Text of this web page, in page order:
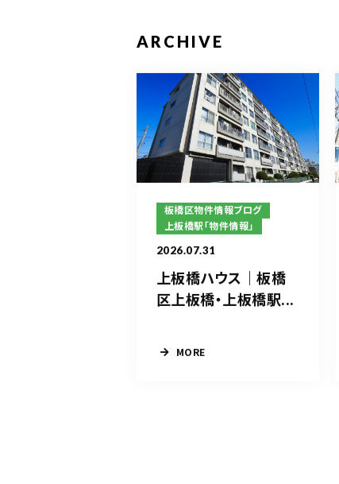
ARCHIVE
板橋区物件情報ブログ
上板橋駅「物件情報」
2026.07.31
上板橋ハウス｜板橋
区上板橋・上板橋駅...
MORE